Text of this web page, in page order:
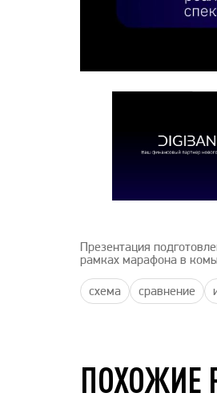
Презентация
рамках марафона в
схема сравнение
ПОХОЖИЕ